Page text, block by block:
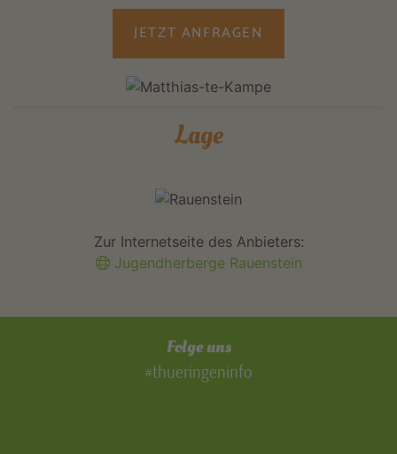
JETZT ANFRAGEN
Lage
Zur Internetseite des Anbieters:
Jugendherberge Rauenstein
Folge uns
#thueringeninfo